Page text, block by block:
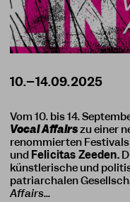
Vom 10. bis 14.
Vocal Affairszu einer
renommierten
und Felicitas Zeeden.
künstlerische und
patriarchalen
Affairs...